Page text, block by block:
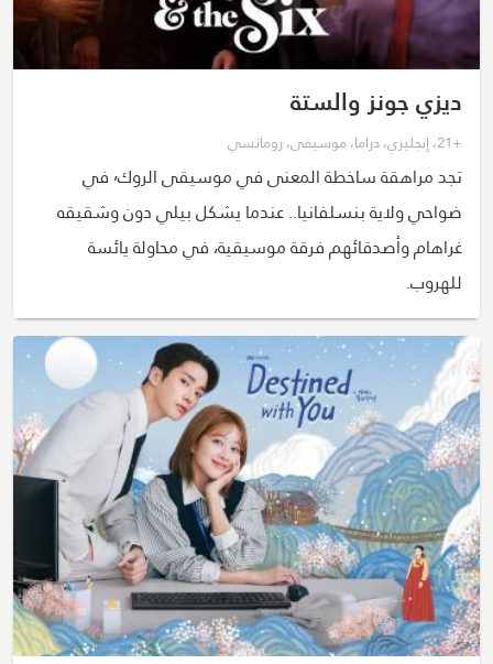
ديزي جونز والستة
+21 ،إنجليزي،دراما،موسيقى، رومانسي
تجد مراهقة ساخطة المعنى في موسيقى الروك٬ في
ضواحي ولاية بنسلفانيا.. عندما يشكل بيلي دون وشقيقه
غراهام وأصدقائهم فرقة موسيقية، في محاولة يائسة
للهروب.